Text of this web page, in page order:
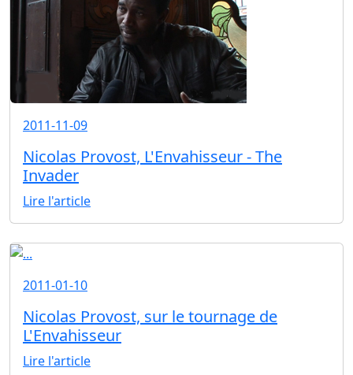
2011-11-09
Nicolas Provost, L'Envahisseur - The
Invader
Lire l'article
2011-01-10
Nicolas Provost, sur le tournage de
L'Envahisseur
Lire l'article